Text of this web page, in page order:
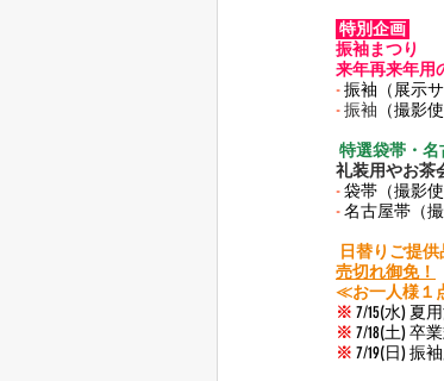
特別企画
振袖まつり
来年再来年用
- 振袖（展示サ
-振袖 （撮影
特選袋帯・
礼装用やお茶
- 袋帯（撮影使
- 名古屋帯（撮
日替りご提供
売切れ御免！
≪お一人様１
※ 7/15(水) 夏
※ 7/18(土) 卒
※ 7/19(日) 振